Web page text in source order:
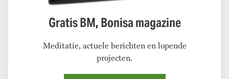
Gratis BM, Bonisa magazine
Meditatie, actuele berichten en lopende
projecten.